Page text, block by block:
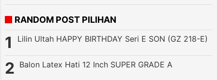
RANDOM POST PILIHAN
Lilin Ultah HAPPY BIRTHDAY Seri E SON (GZ 218-E)
Balon Latex Hati 12 Inch SUPER GRADE A